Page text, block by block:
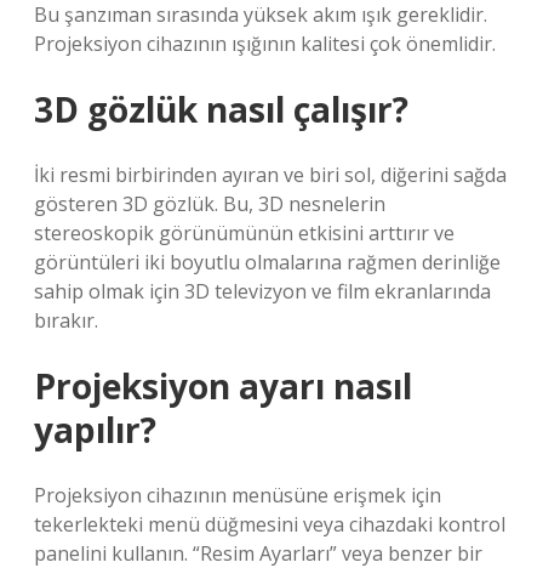
Bu şanzıman sırasında yüksek akım ışık gereklidir.
Projeksiyon cihazının ışığının kalitesi çok önemlidir.
3D gözlük nasıl çalışır?
İki resmi birbirinden ayıran ve biri sol, diğerini sağda
gösteren 3D gözlük. Bu, 3D nesnelerin
stereoskopik görünümünün etkisini arttırır ve
görüntüleri iki boyutlu olmalarına rağmen derinliğe
sahip olmak için 3D televizyon ve film ekranlarında
bırakır.
Projeksiyon ayarı nasıl
yapılır?
Projeksiyon cihazının menüsüne erişmek için
tekerlekteki menü düğmesini veya cihazdaki kontrol
panelini kullanın. “Resim Ayarları” veya benzer bir